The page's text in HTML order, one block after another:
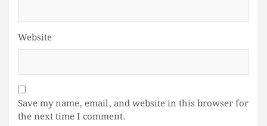
Website
Save my name, email, and website in this browser for
the next time I comment.